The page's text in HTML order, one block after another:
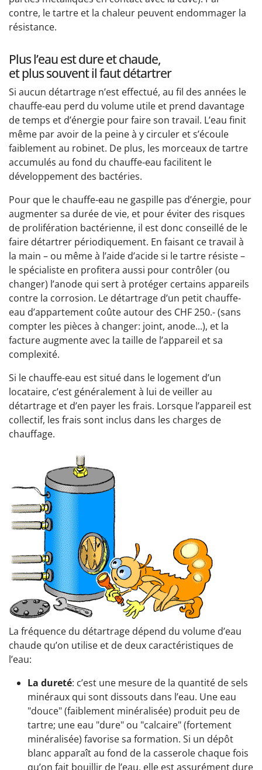
contre, le tartre et la chaleur peuvent endommager la
résistance.
Plus l’eau est dure et chaude,
et plus souvent il faut détartrer
Si aucun détartrage n’est effectué, au fil des années le
chauffe-eau perd du volume utile et prend davantage
de temps et d’énergie pour faire son travail. L’eau finit
même par avoir de la peine à y circuler et s’écoule
faiblement au robinet. De plus, les morceaux de tartre
accumulés au fond du chauffe-eau facilitent le
développement des bactéries.
Pour que le chauffe-eau ne gaspille pas d’énergie, pour
augmenter sa durée de vie, et pour éviter des risques
de prolifération bactérienne, il est donc conseillé de le
faire détartrer périodiquement. En faisant ce travail à
la main – ou même à l’aide d’acide si le tartre résiste –
le spécialiste en profitera aussi pour contrôler (ou
changer) l’anode qui sert à protéger certains appareils
contre la corrosion. Le détartrage d’un petit chauffe-
eau d’appartement coûte autour des CHF 250.- (sans
compter les pièces à changer: joint, anode...), et la
facture augmente avec la taille de l’appareil et sa
complexité.
Si le chauffe-eau est situé dans le logement d’un
locataire, c’est généralement à lui de veiller au
détartrage et d’en payer les frais. Lorsque l’appareil est
collectif, les frais sont inclus dans les charges de
chauffage.
La fréquence du détartrage dépend du volume d’eau
chaude qu’on utilise et de deux caractéristiques de
l’eau:
La dureté: c’est une mesure de la quantité de sels
minéraux qui sont dissouts dans l’eau. Une eau
"douce" (faiblement minéralisée) produit peu de
tartre; une eau "dure" ou "calcaire" (fortement
minéralisée) favorise sa formation. Si un dépôt
blanc apparaît au fond de la casserole chaque fois
qu’on fait bouillir de l’eau, elle est assurément dure